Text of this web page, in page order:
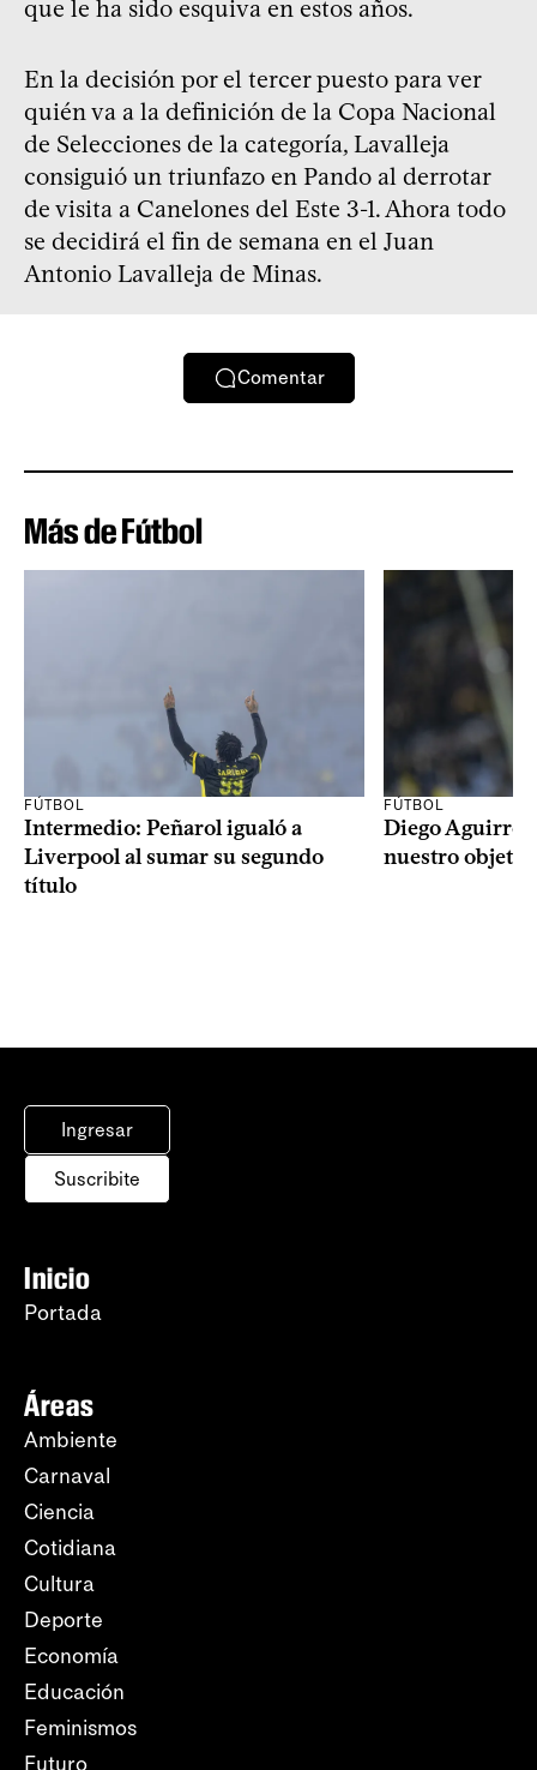
que le ha sido esquiva en estos años.
En la decisión por el tercer puesto para ver
quién va a la definición de la Copa Nacional
de Selecciones de la categoría, Lavalleja
consiguió un triunfazo en Pando al derrotar
de visita a Canelones del Este 3-1. Ahora todo
se decidirá el fin de semana en el Juan
Antonio Lavalleja de Minas.
Comentar
Más de Fútbol
FÚTBOL
Intermedio: Peñarol igualó a
Liverpool al sumar su segundo
título
FÚTBOL
Diego Aguirre:
nuestro
Ingresar
Suscribite
Inicio
Portada
Áreas
Ambiente
Carnaval
Ciencia
Cotidiana
Cultura
Deporte
Economía
Educación
Feminismos
Futuro